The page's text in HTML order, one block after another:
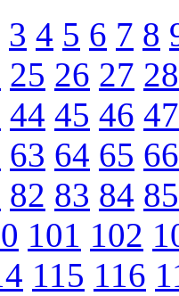
3 4 5 6 7 8
25 26 27 28
44 45 46 47
63 64 65 66
82 83 84 85
101 102
115 116